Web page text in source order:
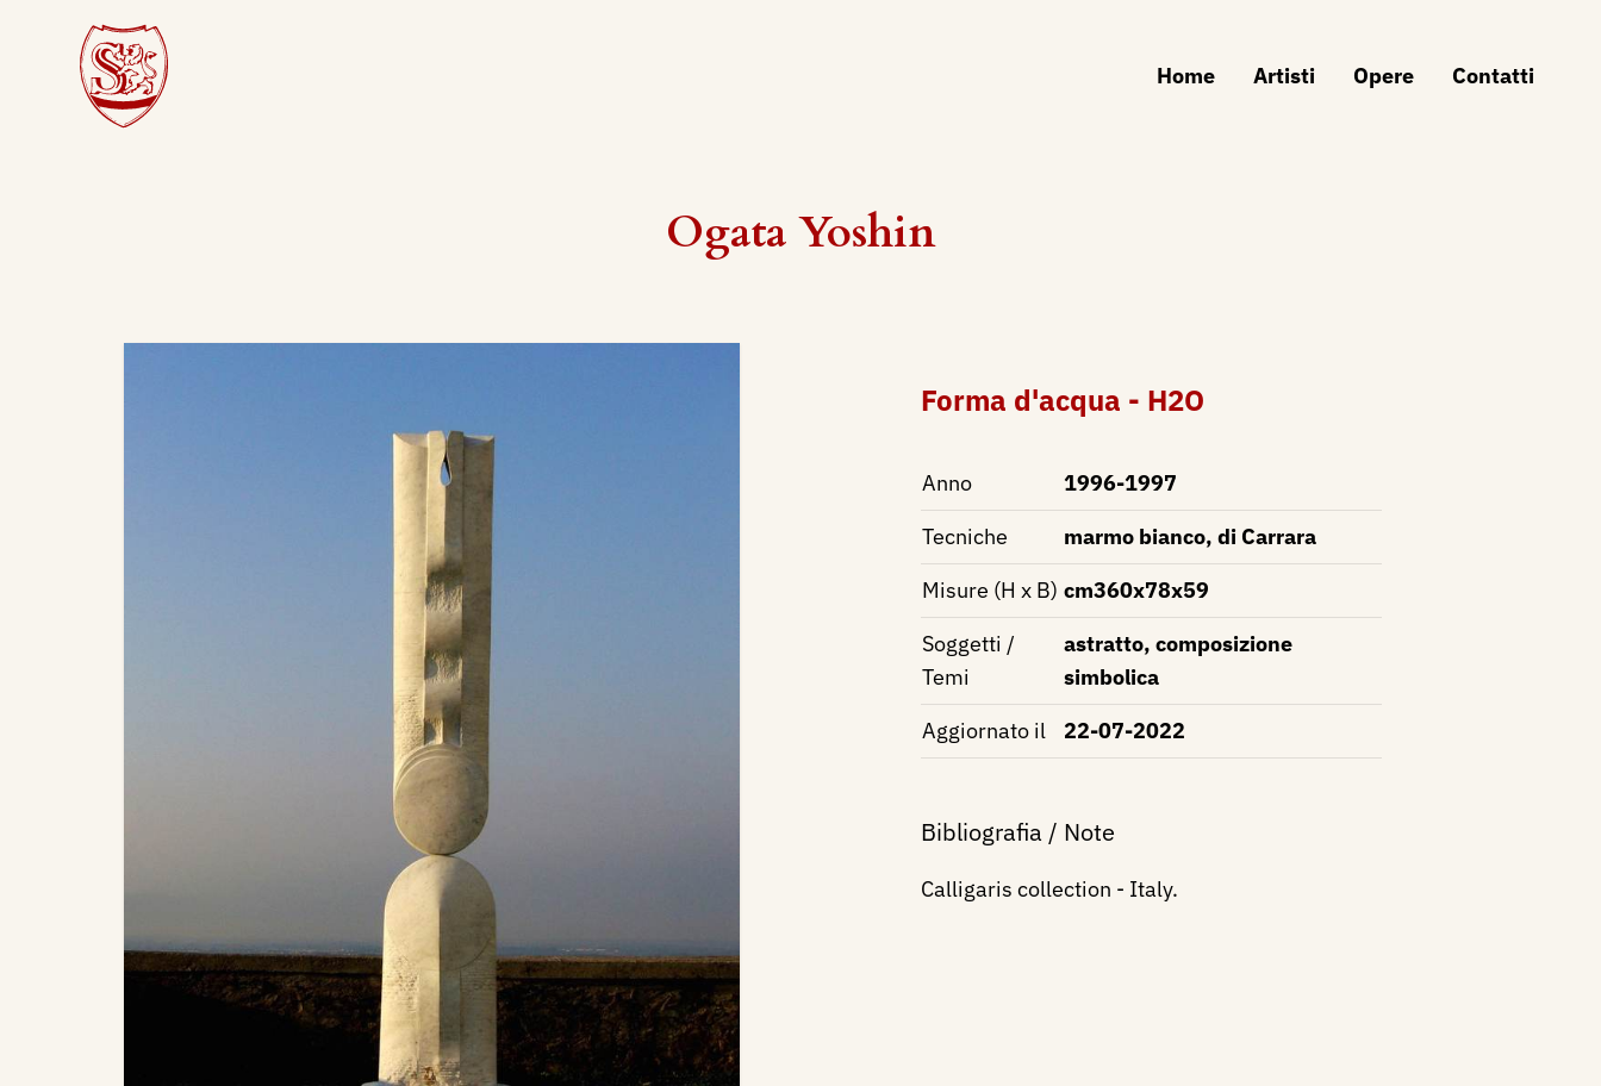
Home Artisti Opere Contatti
Ogata Yoshin
Forma d'acqua - H2O
Anno
1996-1997
Tecniche
marmo bianco, di Carrara
Misure (H x B) cm360x78x59
Soggetti /
Temi
astratto, composizione
simbolica
Aggiornato il
22-07-2022
Bibliografia / Note
Calligaris collection - Italy.